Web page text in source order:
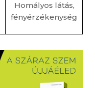
Homályos látás,
fényérzékenység